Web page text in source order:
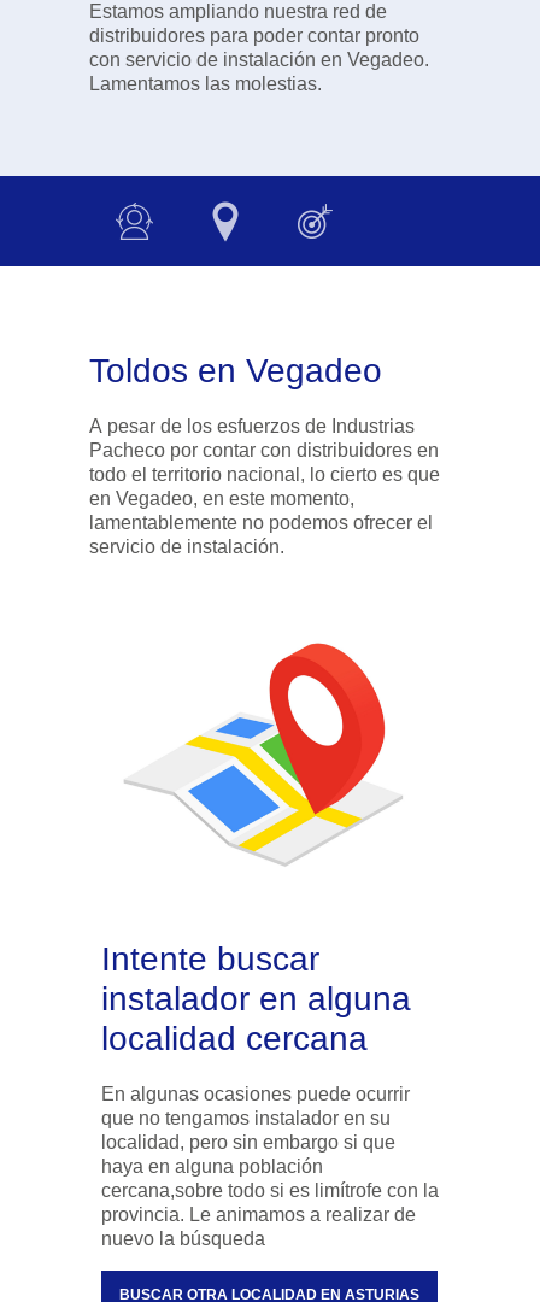
Estamos ampliando nuestra red de
distribuidores para poder contar pronto
con servicio de instalación en Vegadeo.
Lamentamos las molestias.
Toldos en Vegadeo
A pesar de los esfuerzos de Industrias
Pacheco por contar con distribuidores en
todo el territorio nacional, lo cierto es que
en Vegadeo, en este momento,
lamentablemente no podemos ofrecer el
servicio de instalación.
Intente buscar
instalador en alguna
localidad cercana
En algunas ocasiones puede ocurrir
que no tengamos instalador en su
localidad, pero sin embargo si que
haya en alguna población
cercana,sobre todo si es limítrofe con la
provincia. Le animamos a realizar de
nuevo la búsqueda
BUSCAR OTRA LOCALIDAD EN ASTURIAS